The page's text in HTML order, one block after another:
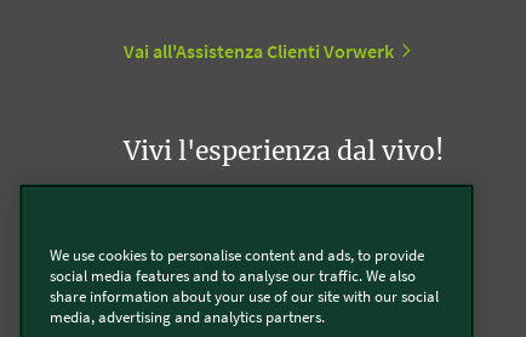
Vai all'Assistenza Clienti Vorwerk
Vivi l'esperienza dal vivo!
Appuntamento con un Incaricato Bimby
We use cookies to personalise content and ads, to provide
social media features and to analyse our traffic. We also
share information about your use of our site with our social
media, advertising and analytics partners.